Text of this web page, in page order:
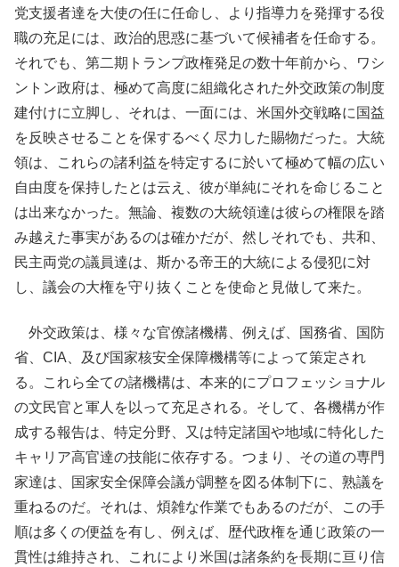
党支援者達を大使の任に任命し、より指導力を発揮する役
職の充足には、政治的思惑に基づいて候補者を任命する。
それでも、第二期トランプ政権発足の数十年前から、ワシ
ントン政府は、極めて高度に組織化された外交政策の制度
建付けに立脚し、それは、一面には、米国外交戦略に国益
を反映させることを保するべく尽力した賜物だった。大統
領は、これらの諸利益を特定するに於いて極めて幅の広い
自由度を保持したとは云え、彼が単純にそれを命じること
は出来なかった。無論、複数の大統領達は彼らの権限を踏
み越えた事実があるのは確かだが、然しそれでも、共和、
民主両党の議員達は、斯かる帝王的大統による侵犯に対
し、議会の大権を守り抜くことを使命と見做して来た。
外交政策は、様々な官僚諸機構、例えば、国務省、国防
省、CIA、及び国家核安全保障機構等によって策定され
る。これら全ての諸機構は、本来的にプロフェッショナル
の文民官と軍人を以って充足される。そして、各機構が作
成する報告は、特定分野、又は特定諸国や地域に特化した
キャリア高官達の技能に依存する。つまり、その道の専門
家達は、国家安全保障会議が調整を図る体制下に、熟議を
重ねるのだ。それは、煩雑な作業でもあるのだが、この手
順は多くの便益を有し、例えば、歴代政権を通じ政策の一
貫性は維持され、これにより米国は諸条約を長期に亘り信